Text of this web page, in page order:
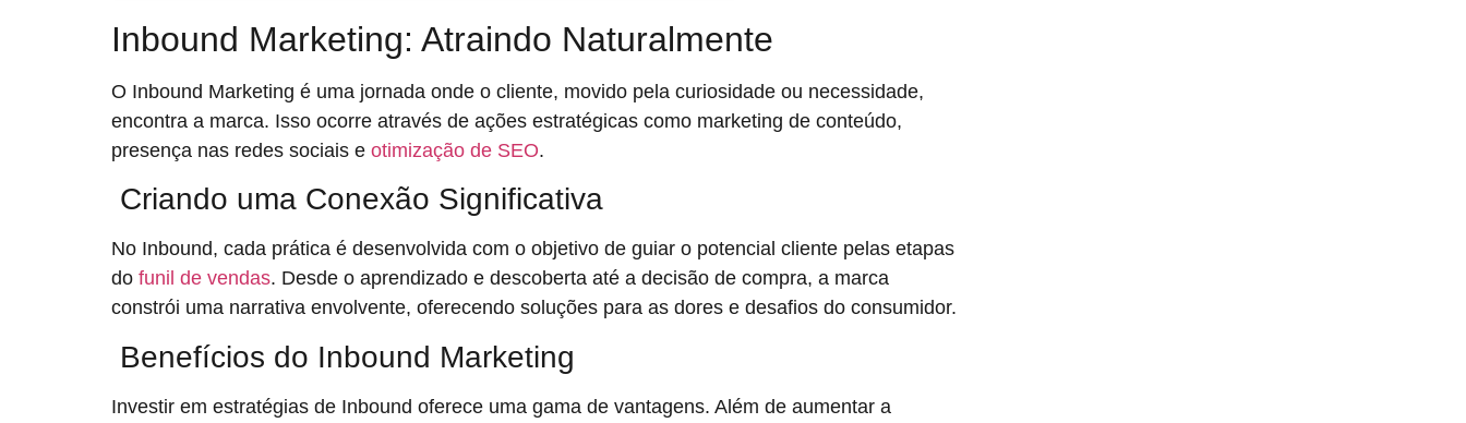
Inbound Marketing: Atraindo Naturalmente
O Inbound Marketing é uma jornada onde o cliente, movido pela curiosidade ou necessidade,
encontra a marca. Isso ocorre através de ações estratégicas como marketing de conteúdo,
presença nas redes sociais e otimização de SEO.
Criando uma Conexão Significativa
No Inbound, cada prática é desenvolvida com o objetivo de guiar o potencial cliente pelas etapas
do funil de vendas. Desde o aprendizado e descoberta até a decisão de compra, a marca
constrói uma narrativa envolvente, oferecendo soluções para as dores e desafios do consumidor.
Benefícios do Inbound Marketing
Investir em estratégias de Inbound oferece uma gama de vantagens. Além de aumentar a